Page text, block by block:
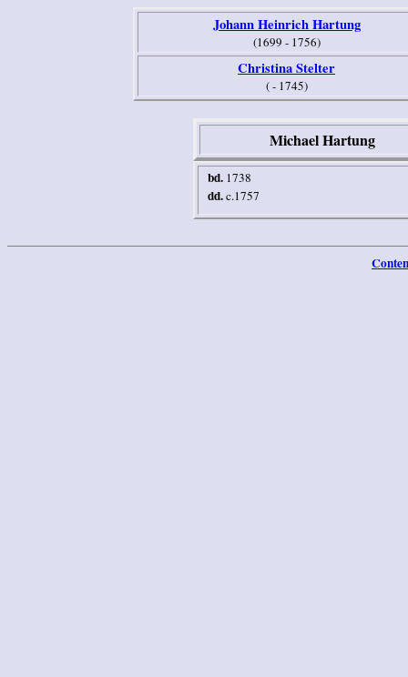
Johann Heinrich Hartung
(1699 - 1756)
Christina Stelter
( - 1745)
Michael Hartung
bd. 1738
dd.c.1757